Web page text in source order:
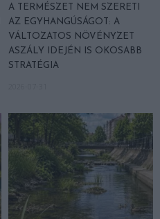
A TERMÉSZET NEM SZERETI
AZ EGYHANGÚSÁGOT: A
VÁLTOZATOS NÖVÉNYZET
ASZÁLY IDEJÉN IS OKOSABB
STRATÉGIA